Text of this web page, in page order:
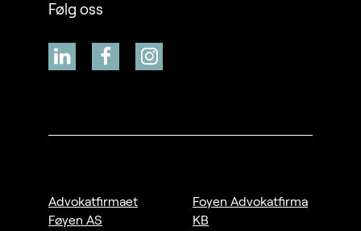
Følg oss
Advokatfirmaet
Føyen AS
Foyen Advokatfirma
KB